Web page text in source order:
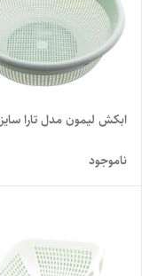
ابکش لیمون مدل تارا سایز۲
ناموجود